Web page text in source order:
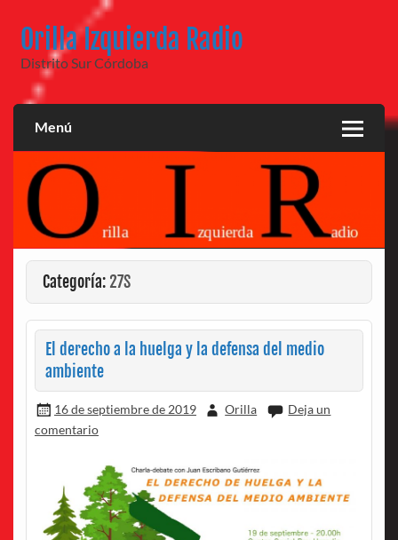
contenido
Orilla Izquierda Radio
Distrito Sur Córdoba
Menú
Categoría: 27S
El derecho a la huelga y la defensa del medio
ambiente
16 de septiembre de 2019 Orilla
Deja un
comentario